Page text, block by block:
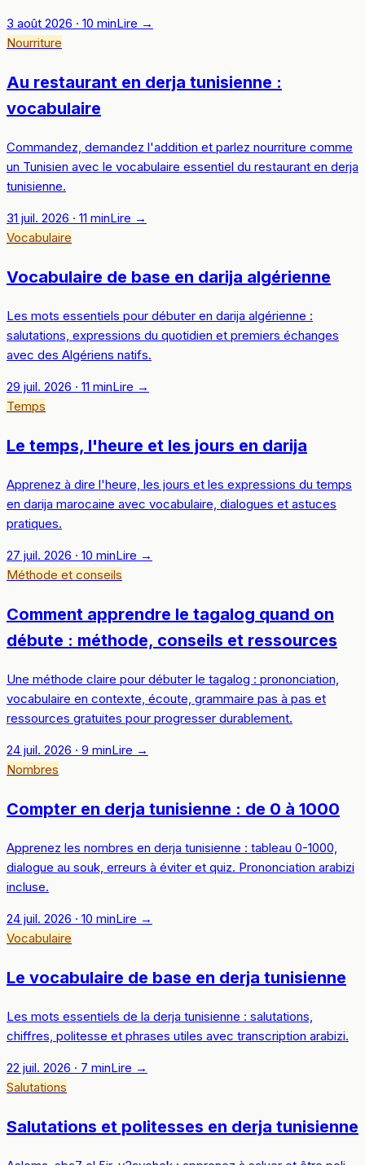
3 août 2026 · 10 minLire →
Nourriture
Au restaurant en derja tunisienne :
vocabulaire
Commandez, demandez l'addition et parlez nourriture comme
un Tunisien avec le vocabulaire essentiel du restaurant en derja
tunisienne.
31 juil. 2026 · 11 minLire →
Vocabulaire
Vocabulaire de base en darija algérienne
Les mots essentiels pour débuter en darija algérienne :
salutations, expressions du quotidien et premiers échanges
avec des Algériens natifs.
29 juil. 2026 · 11 minLire →
Temps
Le temps, l'heure et les jours en darija
Apprenez à dire l'heure, les jours et les expressions du temps
en darija marocaine avec vocabulaire, dialogues et astuces
pratiques.
27 juil. 2026 · 10 minLire →
Méthode et conseils
Comment apprendre le tagalog quand on
débute : méthode, conseils et ressources
Une méthode claire pour débuter le tagalog : prononciation,
vocabulaire en contexte, écoute, grammaire pas à pas et
ressources gratuites pour progresser durablement.
24 juil. 2026 · 9 minLire →
Nombres
Compter en derja tunisienne : de 0 à 1000
Apprenez les nombres en derja tunisienne : tableau 0-1000,
dialogue au souk, erreurs à éviter et quiz. Prononciation arabizi
incluse.
24 juil. 2026 · 10 minLire →
Vocabulaire
Le vocabulaire de base en derja tunisienne
Les mots essentiels de la derja tunisienne : salutations,
chiffres, politesse et phrases utiles avec transcription arabizi.
22 juil. 2026 · 7 minLire →
Salutations
Salutations et politesses en derja tunisienne